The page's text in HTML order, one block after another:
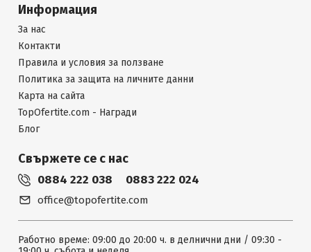
Информация
За нас
Контакти
Правила и условия за ползване
Политика за защита на личните данни
Карта на сайта
TopOfertite.com - Награди
Блог
Свържете се с нас
0884 222 038 0883 222 024
office@topofertite.com
Работно време: 09:00 до 20:00 ч. в делнични дни / 09:30 -